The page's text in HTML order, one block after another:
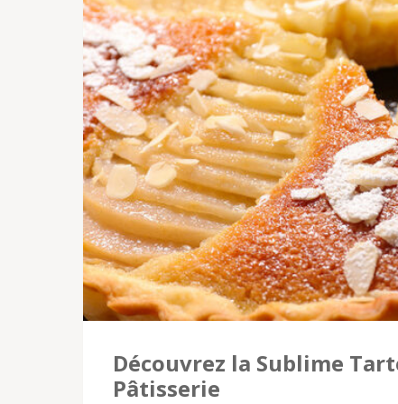
Découvrez la Sublime
Pâtisserie